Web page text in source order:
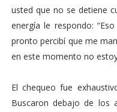
usted que no se detiene
energía le respondo:
pronto percibí que me
en este momento no
El chequeo fue
Buscaron debajo de los